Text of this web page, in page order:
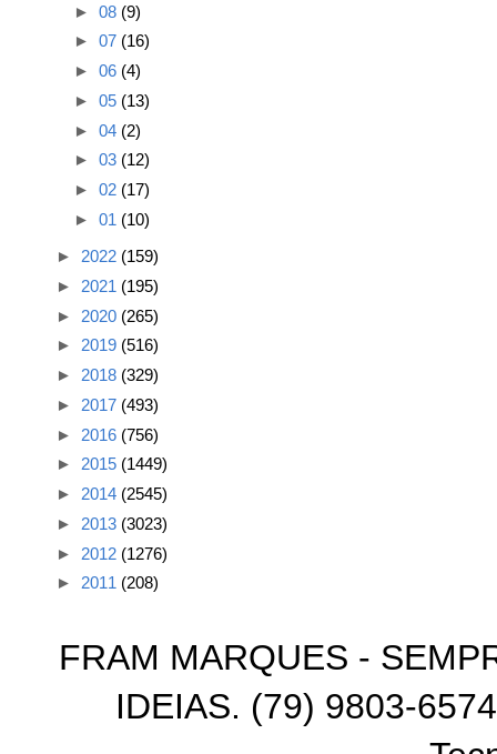
► 08 (9)
► 07 (16)
► 06 (4)
► 05 (13)
► 04 (2)
► 03 (12)
► 02 (17)
► 01 (10)
► 2022 (159)
► 2021 (195)
► 2020 (265)
► 2019 (516)
► 2018 (329)
► 2017 (493)
► 2016 (756)
► 2015 (1449)
► 2014 (2545)
► 2013 (3023)
► 2012 (1276)
► 2011 (208)
FRAM MARQUES -
IDEIAS. (79) 9803-